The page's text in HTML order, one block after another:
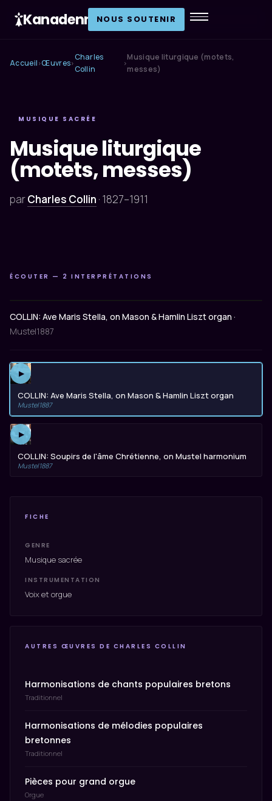
Kanadenn NOUS SOUTENIR
Accueil ›Œuvres›
Charles
Collin
›
Musique liturgique (motets,
messes)
MUSIQUE SACRÉE
Musique liturgique
(motets, messes)
parCharles Collin · 1827–1911
ÉCOUTER — 2 INTERPRÉTATIONS
COLLIN: Ave Maris Stella, on Mason & Hamlin Liszt organ ·
Mustel1887
▶
COLLIN: Ave Maris Stella, on Mason & Hamlin Liszt organ
Mustel1887
▶
COLLIN: Soupirs de l'âme Chrétienne, on Mustel harmonium
Mustel1887
FICHE
GENRE
Musique sacrée
INSTRUMENTATION
Voix et orgue
AUTRES ŒUVRES DE CHARLES COLLIN
Harmonisations de chants populaires bretons
Traditionnel
Harmonisations de mélodies populaires
bretonnes
Traditionnel
Pièces pour grand orgue
Orgue